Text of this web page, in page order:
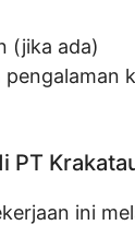
(jika ada)
PT
ini